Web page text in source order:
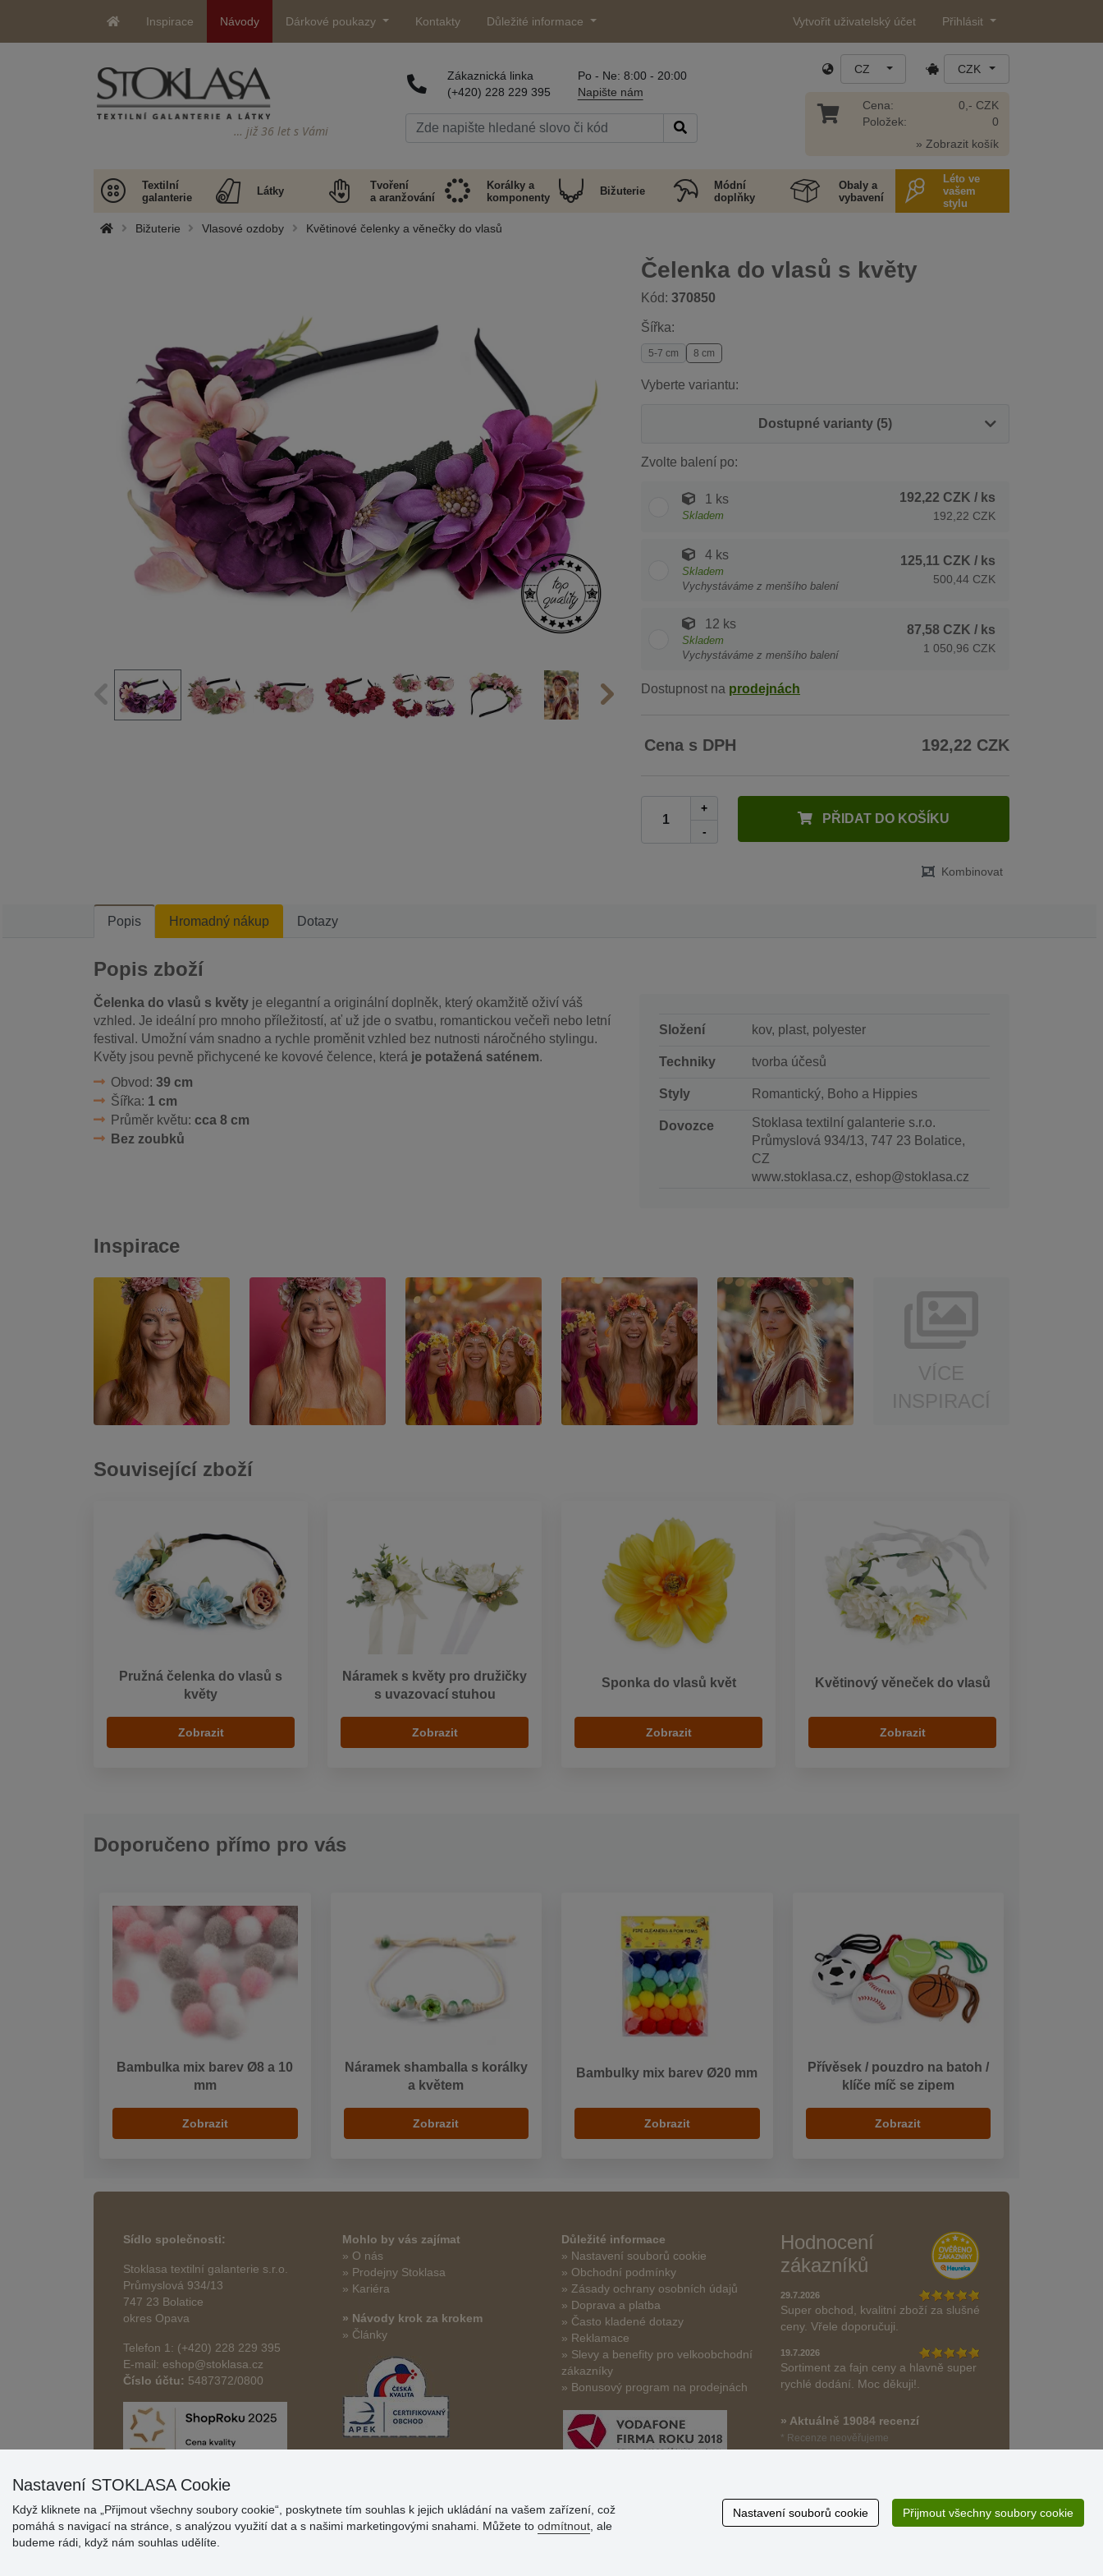
Inspirace Návody Dárkové poukazy Kontakty Důležité informace Vytvořit uživatelský účet Přihlásit
… již 36 let s Vámi
Zákaznická linka
(+420) 228 229 395
Po - Ne: 8:00 - 20:00
Napište nám
CZ CZK
Cena:
Položek:
0,- CZK
0
» Zobrazit košík
Textilní
galanterie
Látky
Tvoření
a aranžování
Korálky a
komponenty
Bižuterie
Módní
doplňky
Obaly a
vybavení
Léto ve
vašem
stylu
Bižuterie Vlasové ozdoby Květinové čelenky a věnečky do vlasů
Čelenka do vlasů s květy
Kód: 370850
Šířka:
5-7 cm 8 cm
Vyberte variantu:
Dostupné varianty (5)
Zvolte balení po:
1 ks
Skladem
192,22 CZK / ks
192,22 CZK
4 ks
Skladem
Vychystáváme z menšího balení
125,11 CZK / ks
500,44 CZK
12 ks
Skladem
Vychystáváme z menšího balení
87,58 CZK / ks
1 050,96 CZK
Dostupnost na prodejnách
Cena s DPH 192,22 CZK
+
-
PŘIDAT DO KOŠÍKU
Kombinovat
Popis Hromadný nákup Dotazy
Popis zboží
Čelenka do vlasů s květy je elegantní a originální doplněk, který okamžitě oživí váš
vzhled. Je ideální pro mnoho příležitostí, ať už jde o svatbu, romantickou večeři nebo letní
festival. Umožní vám snadno a rychle proměnit vzhled bez nutnosti náročného stylingu.
Květy jsou pevně přichycené ke kovové čelence, která je potažená saténem.
Obvod: 39 cm
Šířka: 1 cm
Průměr květu: cca 8 cm
Bez zoubků
Složení kov, plast, polyester
Techniky tvorba účesů
Styly Romantický, Boho a Hippies
Dovozce
Stoklasa textilní galanterie s.r.o.
Průmyslová 934/13, 747 23 Bolatice,
CZ
www.stoklasa.cz, eshop@stoklasa.cz
Inspirace
Související zboží
Pružná čelenka do vlasů s
květy
Zobrazit
Náramek s květy pro družičky
s uvazovací stuhou
Zobrazit
Sponka do vlasů květ
Zobrazit
Květinový věneček do vlasů
Zobrazit
Doporučeno přímo pro vás
Bambulka mix barev Ø8 a 10
mm
Zobrazit
Náramek shamballa s korálky
a květem
Zobrazit
Bambulky mix barev Ø20 mm
Zobrazit
Přívěsek / pouzdro na batoh /
klíče míč se zipem
Zobrazit
Sídlo společnosti:
Stoklasa textilní galanterie s.r.o.
Průmyslová 934/13
747 23 Bolatice
okres Opava
Telefon 1: (+420) 228 229 395
E-mail: eshop@stoklasa.cz
Číslo účtu: 5487372/0800
Mohlo by vás zajímat
» O nás
» Prodejny Stoklasa
» Kariéra
» Návody krok za krokem
» Články
Důležité informace
» Nastavení souborů cookie
» Obchodní podmínky
» Zásady ochrany osobních údajů
» Doprava a platba
» Často kladené dotazy
» Reklamace
» Slevy a benefity pro velkoobchodní
zákazníky
» Bonusový program na prodejnách
Hodnocení
zákazníků
29.7.2026
Super obchod, kvalitní zboží za slušné
ceny. Vřele doporučuji.
19.7.2026
Sortiment za fajn ceny a hlavně super
rychlé dodání. Moc děkuji!.
» Aktuálně 19084 recenzí
* Recenze neověřujeme
Nastavení STOKLASA Cookie
Když kliknete na „Přijmout všechny soubory cookie“, poskytnete tím souhlas k jejich ukládání na vašem zařízení, což
pomáhá s navigací na stránce, s analýzou využití dat a s našimi marketingovými snahami. Můžete to odmítnout , ale
budeme rádi, když nám souhlas udělíte.
Nastavení souborů cookie Přijmout všechny soubory cookie